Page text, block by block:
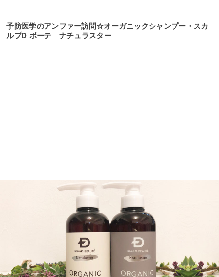
予防医学のアンファー訪問☆オーガニックシャンプー・スカ
ルプD ボーテ ナチュラスター